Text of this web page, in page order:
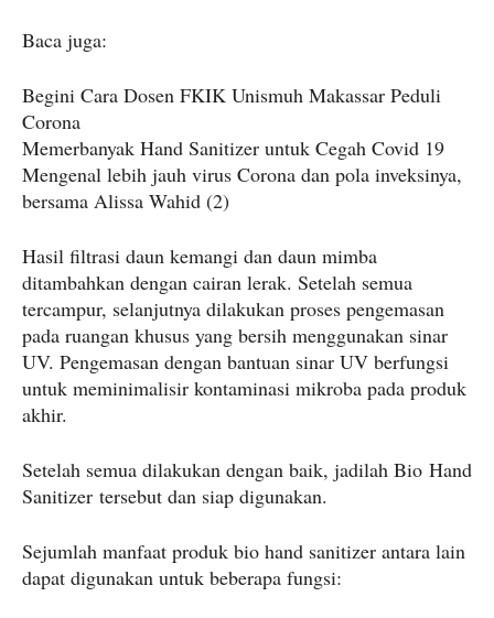
Baca juga:
Begini Cara Dosen FKIK Unismuh Makassar Peduli
Corona
Memerbanyak Hand Sanitizer untuk Cegah Covid 19
Mengenal lebih jauh virus Corona dan pola inveksinya,
bersama Alissa Wahid (2)
Hasil filtrasi daun kemangi dan daun mimba
ditambahkan dengan cairan lerak. Setelah semua
tercampur, selanjutnya dilakukan proses pengemasan
pada ruangan khusus yang bersih menggunakan sinar
UV. Pengemasan dengan bantuan sinar UV berfungsi
untuk meminimalisir kontaminasi mikroba pada produk
akhir.
Setelah semua dilakukan dengan baik, jadilah Bio Hand
Sanitizer tersebut dan siap digunakan.
Sejumlah manfaat produk bio hand sanitizer antara lain
dapat digunakan untuk beberapa fungsi: